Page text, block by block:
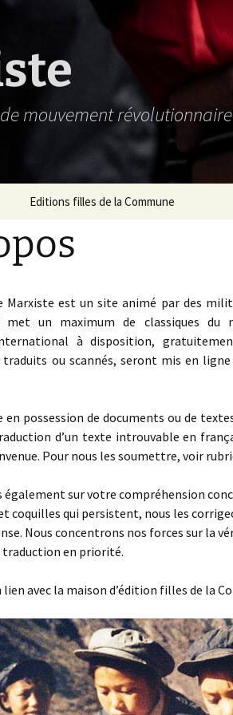
mouvement
Editions filles de la Commune
Marxiste est un site animé par des
met un maximum de classiques du
à disposition,
ou scannés, seront mis en
en possession de documents ou de
d’un texte introuvable en
Pour nous les soumettre, voir
également sur votre compréhension
coquilles qui persistent, nous les
Nous concentrons nos forces sur la
traduction en priorité.
avec la maison d’édition filles de la